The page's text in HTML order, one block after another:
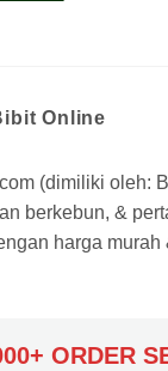
Online
(dimiliki oleh:
berkebun, &
harga
ORDER